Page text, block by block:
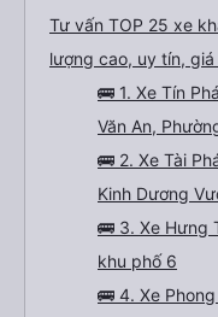
Tư vấn TOP 25 xe
lượng cao, uy tín,
🚌 1. Xe Tín
Văn An,
🚌 2. Xe Tài
Kinh Dương
🚌 3. Xe Hưng
khu phố 6
🚌 4. Xe